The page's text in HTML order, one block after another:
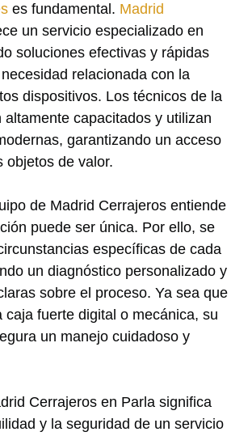
es fundamental. Madrid
un servicio especializado en
soluciones efectivas y rápidas
relacionada con la
dispositivos. Los técnicos de la
altamente capacitados y utilizan
garantizando un acceso
objetos de valor.
de Madrid Cerrajeros entiende
puede ser única. Por ello, se
específicas de cada
un diagnóstico personalizado y
sobre el proceso. Ya sea que
caja fuerte digital o mecánica, su
un manejo cuidadoso y
Cerrajeros en Parla significa
y la seguridad de un servicio